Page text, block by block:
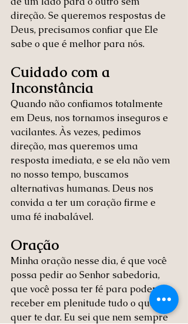
direção. Se queremos respostas de
Deus, precisamos confiar que Ele
sabe o que é melhor para nós.
Cuidado com a
Inconstância
Quando não confiamos totalmente
em Deus, nos tornamos inseguros e
vacilantes. Às vezes, pedimos
direção, mas queremos uma
resposta imediata, e se ela não vem
no nosso tempo, buscamos
alternativas humanas. Deus nos
convida a ter um coração firme e
uma fé inabalável.
Oração
Minha oração nesse dia, é que você
possa pedir ao Senhor sabedoria,
que você possa ter fé para poder
receber em plenitude tudo o que Ele
quer te dar. Eu sei que nem sempre